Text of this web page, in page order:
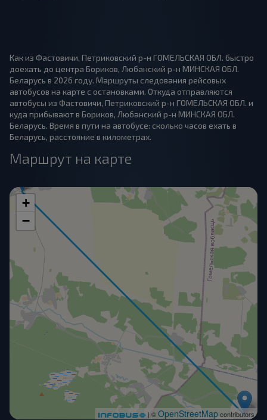
Как из Фастовичи, Петриковский р-н ГОМЕЛЬСКАЯ ОБЛ. быстро
доехать до центра Бориков, Любанский р-н МИНСКАЯ ОБЛ.
Беларусь в 2026 году. Маршруты следования рейсовых
автобусов на карте с остановками. Откуда отправляются
автобусы из Фастовичи, Петриковский р-н ГОМЕЛЬСКАЯ ОБЛ. и
куда прибывают в Бориков, Любанский р-н МИНСКАЯ ОБЛ.
Беларусь. Время в пути на автобусе: сколько часов ехать в
Беларусь, расстояние в километрах.
Маршрут на карте
+
−
| ©OpenStreetMapcontributors